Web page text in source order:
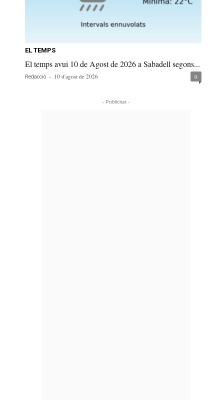
EL TEMPS
El temps avui 10 de Agost de 2026 a Sabadell segons...
Redacció - 10 d'agost de 2026 0
- Publicitat -